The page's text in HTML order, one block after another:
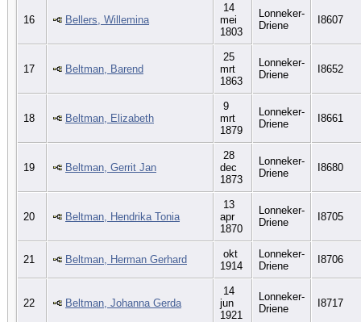
16 Bellers, Willemina
14
mei
1803
Lonneker-
Driene
I8607
17 Beltman, Barend
25
mrt
1863
Lonneker-
Driene
I8652
18 Beltman, Elizabeth
9
mrt
1879
Lonneker-
Driene
I8661
19 Beltman, Gerrit Jan
28
dec
1873
Lonneker-
Driene
I8680
20 Beltman, Hendrika Tonia
13
apr
1870
Lonneker-
Driene
I8705
21 Beltman, Herman Gerhard
okt
1914
Lonneker-
Driene
I8706
22 Beltman, Johanna Gerda
14
jun
1921
Lonneker-
Driene
I8717